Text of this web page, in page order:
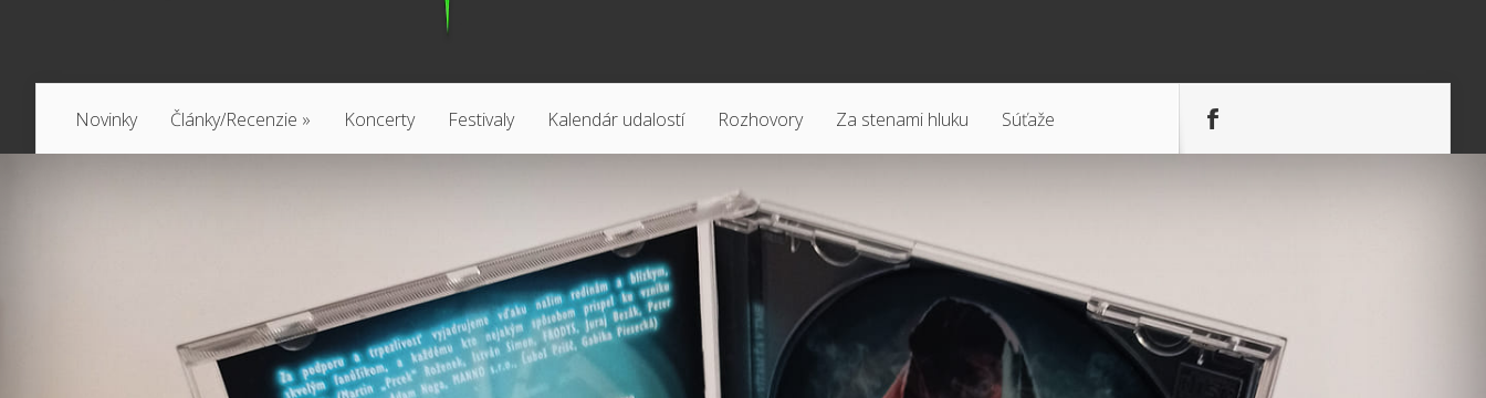
Novinky Články/Recenzie » Koncerty Festivaly Kalendár udalostí Rozhovory Za stenami hluku Súťaže